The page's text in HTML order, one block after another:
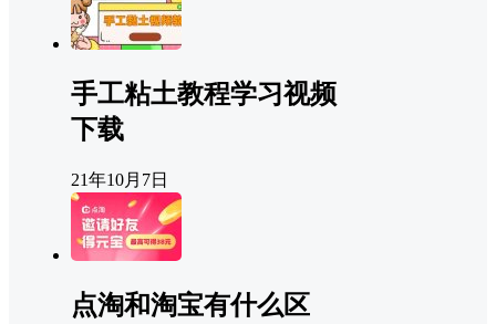
手工粘土教程学习视频
下载
21年10月7日
点淘和淘宝有什么区